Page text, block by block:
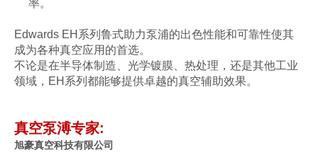
率。
Edwards EH系列鲁式助力泵浦的出色性能和可靠性使其
成为各种真空应用的首选。
不论是在半导体制造、光学镀膜、热处理，还是其他工业
领域，EH系列都能够提供卓越的真空辅助效果。
真空泵溥专家:
旭豪真空科技有限公司